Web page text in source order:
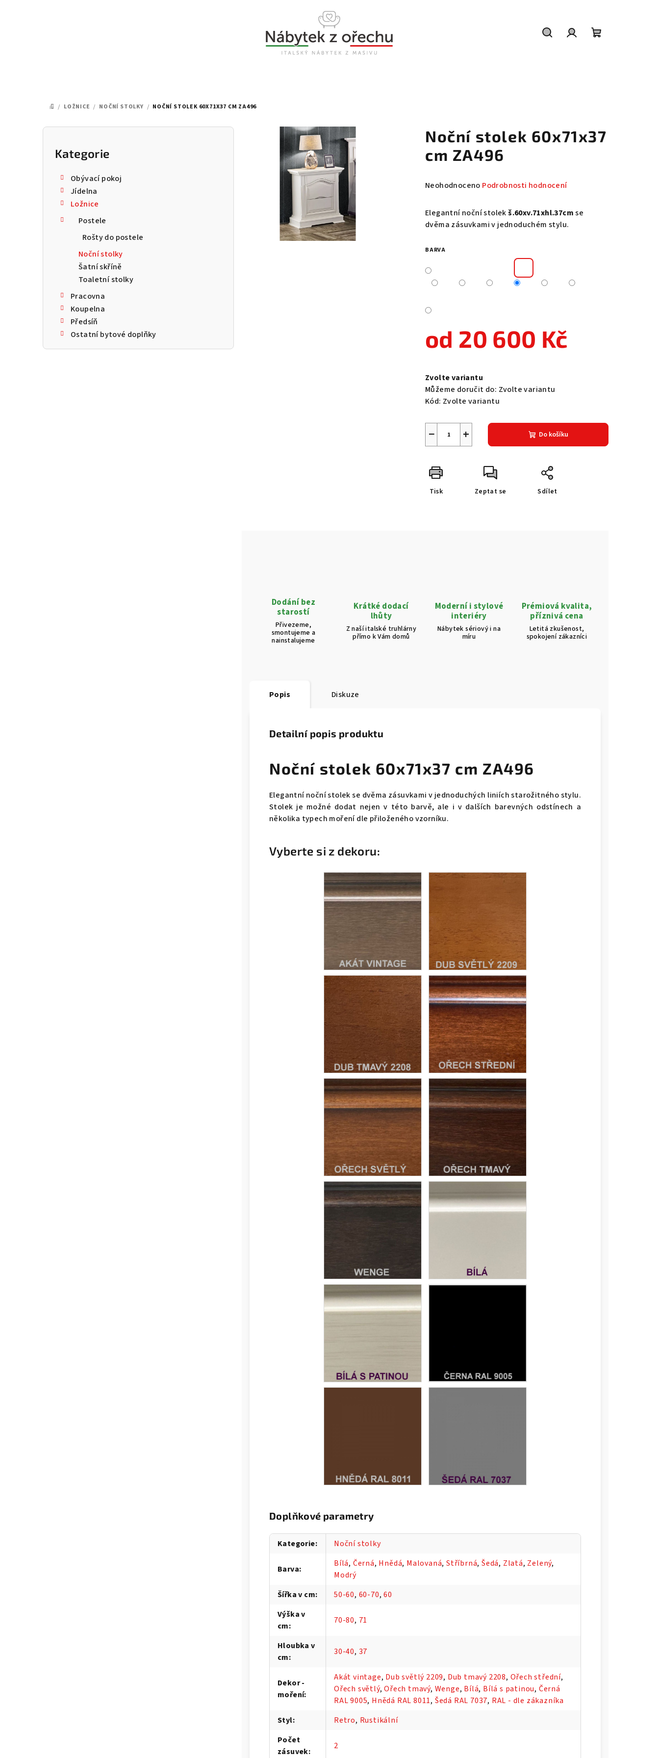
DOMŮ
/ LOŽNICE / NOČNÍ STOLKY / NOČNÍ STOLEK 60X71X37 CM ZA496
P
Přeskočit
kategorie
Kategorie
Obývací pokoj
Jídelna
Ložnice
Postele
Rošty do postele
Noční stolky
Šatní skříně
Toaletní stolky
Pracovna
Koupelna
Předsíň
Ostatní bytové doplňky
Noční stolek 60x71x37
cm ZA496
Průměrné
produktu
je
hvězdiček.
Neohodnoceno Podrobnosti hodnocení
Elegantní noční stolekš.60xv.71xhl.37cmse
dvěma zásuvkami v jednoduchém stylu.
BARVA
od 20 600 Kč
cena:
Zvolte variantu
Můžeme doručit do: Zvolte variantu
Kód: Zvolte variantu
+
− Do košíku
Tisk Zeptat se Sdílet
Dodání bez
starostí
Přivezeme,
smontujeme a
nainstalujeme
Krátké dodací
lhůty
Z naší italské truhlárny
přímo k Vám domů
Moderní i stylové
interiéry
Nábytek sériový i na
míru
Prémiová kvalita,
příznivá cena
Letitá zkušenost,
spokojení zákazníci
Popis Diskuze
Detailní popis produktu
Noční stolek 60x71x37 cm ZA496
Elegantní noční stolek se dvěma zásuvkami v jednoduchých liniích starožitného stylu.
Stolek je možné dodat nejen v této barvě, ale i v dalších barevných odstínech a
několika typech moření dle přiloženého vzorníku.
Vyberte si z dekoru:
Doplňkové parametry
Kategorie: Noční stolky
Barva:
Bílá, Černá, Hnědá, Malovaná,Stříbrná,Šedá, Zlatá, Zelený,
Modrý
Šířka v cm: 50-60, 60-70,60
Výška v
cm:
70-80, 71
Hloubka v
cm:
30-40, 37
Dekor -
moření:
Akát vintage, Dub světlý 2209, Dub tmavý 2208, Ořech střední,
Ořech světlý,Ořech tmavý, Wenge, Bílá, Bílá s patinou, Černá
RAL 9005, Hnědá RAL 8011, Šedá RAL 7037, RAL - dle zákazníka
Styl: Retro, Rustikální
Počet
zásuvek:
2